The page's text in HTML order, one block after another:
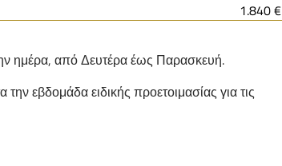
1.840 €
ημέρα, από Δευτέρα έως Παρασκευή.
την εβδομάδα ειδικής προετοιμασίας για τις